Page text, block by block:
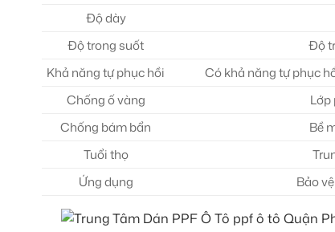
Độ dày
Độ trong suốt
Độ
Khả năng tự phục hồi
Có khả năng tự phục
Chống ố vàng
Lớp
Chống bám bẩn
Bề
Tuổi thọ
Ứng dụng
Bảo